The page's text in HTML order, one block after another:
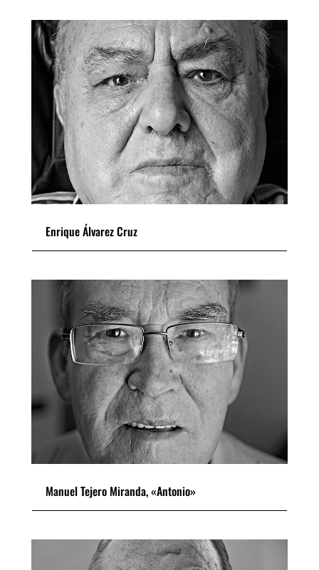
Enrique Álvarez Cruz
Manuel Tejero Miranda, «Antonio»